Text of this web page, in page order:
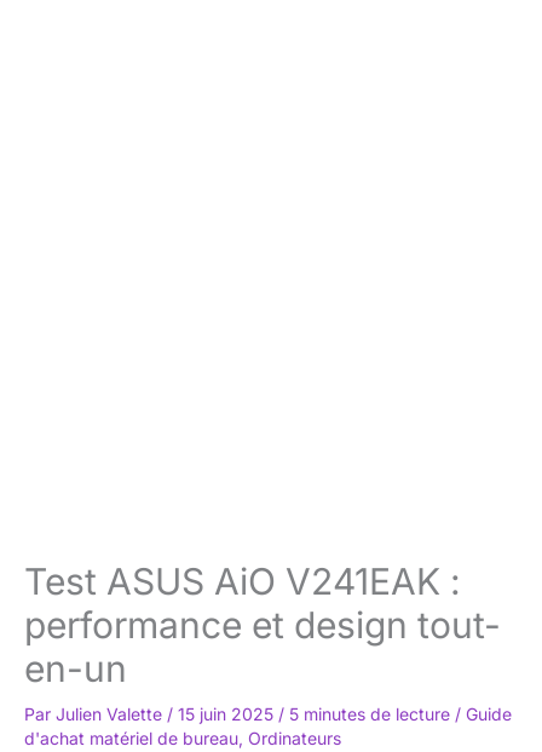
Test ASUS AiO V241EAK :
performance et design tout-
en-un
Par Julien Valette / 15 juin 2025 / 5 minutes de lecture / Guide
d'achat matériel de bureau, Ordinateurs